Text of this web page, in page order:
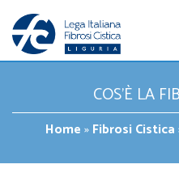
COS’È LA
Home»Fibrosi Cistica